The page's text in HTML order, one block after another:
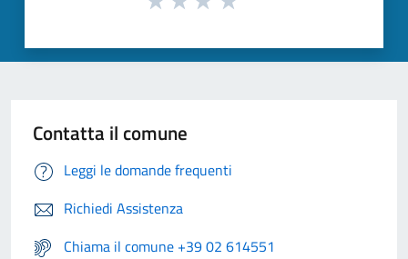
Contatta il comune
Leggi le domande frequenti
Richiedi Assistenza
Chiama il comune +39 02 614551